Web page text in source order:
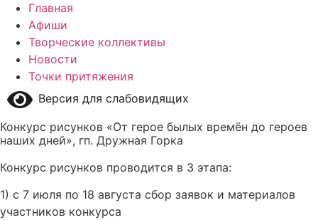
Главная
Афиши
Творческие коллективы
Новости
Точки притяжения
Версия для слабовидящих
Конкурс рисунков «От герое былых времён до героев
наших дней», гп. Дружная Горка
Конкурс рисунков проводится в 3 этапа:
1) с 7 июля по 18 августа сбор заявок и материалов
участников конкурса